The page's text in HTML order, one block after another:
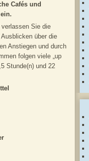
Cafés und
Sie die
über die
Anstiegen und durch
folgen viele „up
Stunde(n) und 22